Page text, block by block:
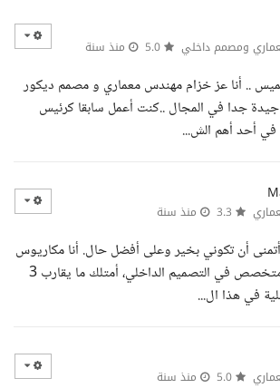
ومصمم داخلي منذ سنة
.. أنا عز خزام مهندس معماري و مصمم ديكور
جدا في المجال ..كنت أعمل سابقا كرئيس
في أحد أهم الش...
منذ سنة
أن تكوني بخير وعلى أفضل حال. أنا مكاريوس
فرج، مهندس معماري متخصص في التصميم الداخلي، أمتلك ما يقارب 3
في هذا ال...
منذ سنة